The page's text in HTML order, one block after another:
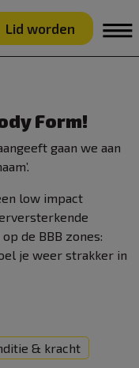
Lid worden
Form!
gaan we aan
low impact
de BBB zones:
je weer strakker in
& kracht